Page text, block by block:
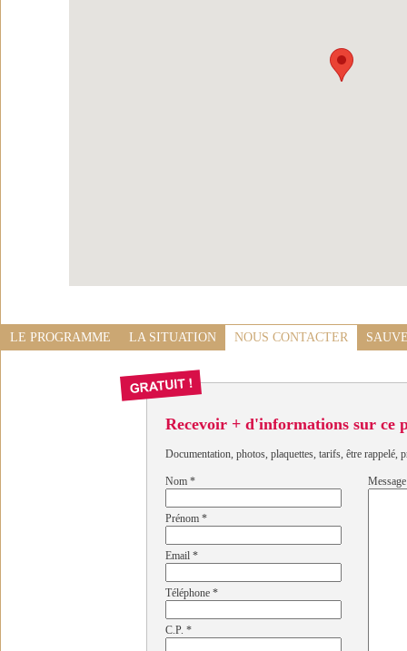
LE PROGRAMME LA SITUATION NOUS CONTACTER
Recevoir + d'informations sur ce
Documentation, photos, plaquettes, tarifs, être rappelé,
Nom *
Prénom *
Email *
Téléphone *
C.P. *
Message